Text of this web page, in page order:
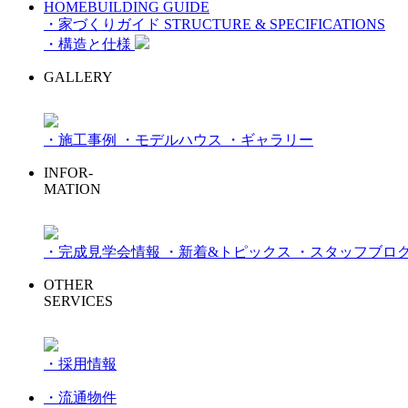
HOMEBUILDING GUIDE
・家づくりガイド STRUCTURE & SPECIFICATIONS
・構造と仕様
GALLERY
・施工事例 ・モデルハウス ・ギャラリー
INFOR-
MATION
・完成見学会情報 ・新着&トピックス ・スタッフブロ
OTHER
SERVICES
・採用情報
・流通物件